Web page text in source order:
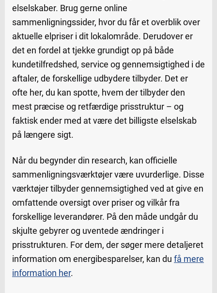
elselskaber. Brug gerne online
sammenligningssider, hvor du får et overblik over
aktuelle elpriser i dit lokalområde. Derudover er
det en fordel at tjekke grundigt op på både
kundetilfredshed, service og gennemsigtighed i de
aftaler, de forskellige udbydere tilbyder. Det er
ofte her, du kan spotte, hvem der tilbyder den
mest præcise og retfærdige prisstruktur – og
faktisk ender med at være det billigste elselskab
på længere sigt.
Når du begynder din research, kan officielle
sammenligningsværktøjer være uvurderlige. Disse
værktøjer tilbyder gennemsigtighed ved at give en
omfattende oversigt over priser og vilkår fra
forskellige leverandører. På den måde undgår du
skjulte gebyrer og uventede ændringer i
prisstrukturen. For dem, der søger mere detaljeret
information om energibesparelser, kan du få mere
information her.